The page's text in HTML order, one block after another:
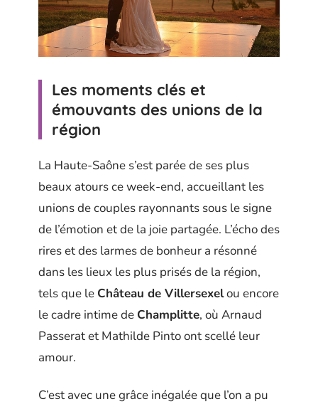
Les moments clés et
émouvants des unions de la
région
La Haute-Saône s’est parée de ses plus
beaux atours ce week-end, accueillant les
unions de couples rayonnants sous le signe
de l’émotion et de la joie partagée. L’écho des
rires et des larmes de bonheur a résonné
dans les lieux les plus prisés de la région,
tels que le Château de Villersexelou encore
le cadre intime de Champlitte, où Arnaud
Passerat et Mathilde Pinto ont scellé leur
amour.
C’est avec une grâce inégalée que l’on a pu